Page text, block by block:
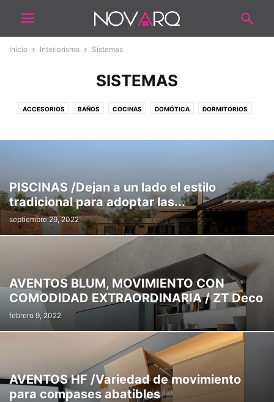
Inicio Interiorismo Sistemas
SISTEMAS
ACCESORIOS BAÑOS COCINAS DOMÓTICA DORMITORIOS
OFICINAS PATIOS Y EXTERIOR PERSIANAS/CORTINAS PISCINAS
PISCINAS /Dejan a un lado el estilo
tradicional para adoptar las...
septiembre 29, 2022
AVENTOS BLUM, MOVIMIENTO CON
COMODIDAD EXTRAORDINARIA / ZT Deco
febrero 9, 2022
AVENTOS HF /Variedad de movimiento
para compases abatibles